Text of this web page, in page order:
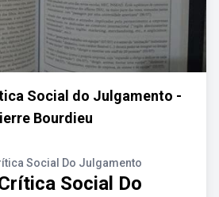
Social do Julgamento -
Bourdieu
Social Do Julgamento
Social Do